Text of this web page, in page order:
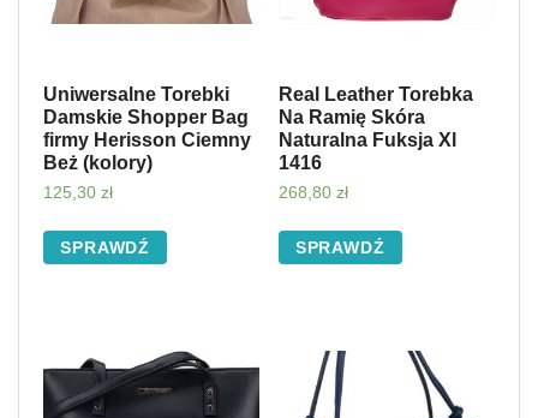
Uniwersalne Torebki
Damskie Shopper Bag
firmy Herisson Ciemny
Beż (kolory)
125,30 zł
SPRAWDŹ
Real Leather Torebka
Na Ramię Skóra
Naturalna Fuksja Xl
1416
268,80 zł
SPRAWDŹ